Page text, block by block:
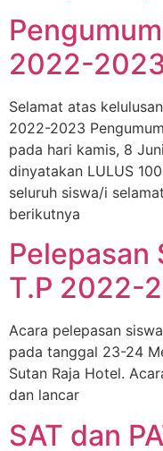
2022-
Selamat atas
2022-2023
pada hari kamis, 8
dinyatakan LULUS
seluruh siswa/i
berikutnya
Pelepasan
T.P 2022-
Acara pelepasan
pada tanggal 23-24
Sutan Raja Hotel.
dan lancar
SAT dan